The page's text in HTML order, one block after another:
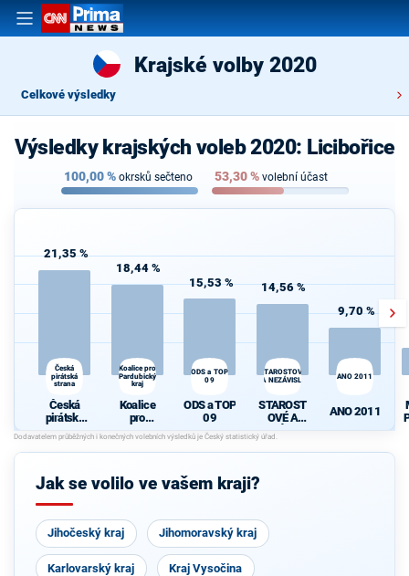
Krajské volby 2020
Celkové výsledky
Výsledky krajských voleb 2020: Licibořice
100,00% okrsků sečteno 53,30% volební účast
21,35 %
Česká
pirátská
strana
Česká
pirátská
strana
18,44 %
Koalice pro
Pardubický
kraj
Koalice
pro
Pardubick
ý kraj
15,53 %
ODS a TOP
09
ODS a TOP
09
14,56 %
STAROSTOVÉ
A NEZÁVISLÍ
STAROST
OVÉ A
NEZÁVISL
9,70 %
ANO 2011
ANO 2011
Jak se volilo ve vašem kraji?
Jihočeský kraj Jihomoravský kraj
Karlovarský kraj Kraj Vysočina